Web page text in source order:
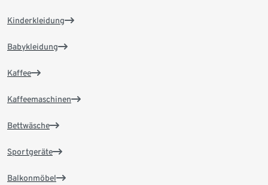
Kinderkleidung
Babykleidung
Kaffee
Kaffeemaschinen
Bettwäsche
Sportgeräte
Balkonmöbel